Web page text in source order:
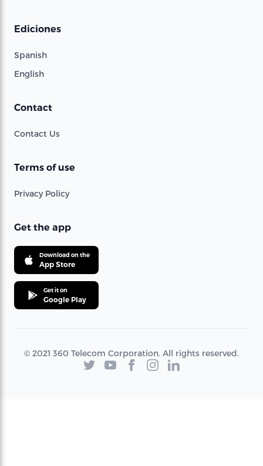
Ediciones
Spanish
English
Contact
Contact Us
Terms of use
Privacy Policy
Get the app
Download on the
App Store
Get it on
Google Play
© 2021 360 Telecom Corporation. All rights reserved.